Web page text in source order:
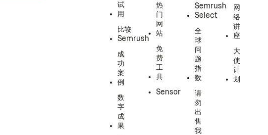
试
用
比较
Semrush
成
功
案
例
数
字
成
果
热
门
网
站
免
费
工
具
Sensor
Semrush
Select
全
球
问
题
指
数
请
勿
出
售
我
网
络
讲
座
大
使
计
划